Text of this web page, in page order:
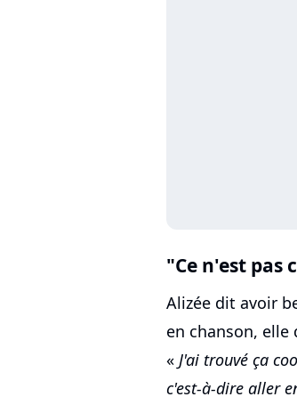
"Ce n'est pas
Alizée dit avoir
en chanson,
« J'ai trouvé ça
c'est-à-dire aller